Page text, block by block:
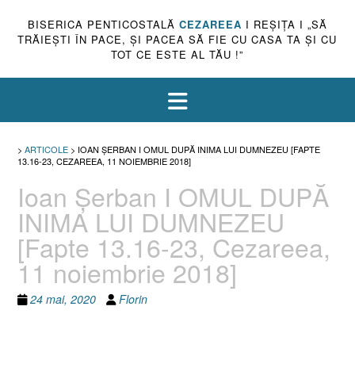
BISERICA PENTICOSTALĂ CEZAREEA I REŞIŢA I „SĂ
TRĂIEŞTI ÎN PACE, ŞI PACEA SĂ FIE CU CASA TA ŞI CU
TOT CE ESTE AL TĂU !”
> ARTICOLE > IOAN ŞERBAN I OMUL DUPĂ INIMA LUI DUMNEZEU [FAPTE
13.16-23, CEZAREEA, 11 NOIEMBRIE 2018]
Ioan Şerban I OMUL DUPĂ
INIMA LUI DUMNEZEU
[Fapte 13.16-23, Cezareea,
11 noiembrie 2018]
24 mai, 2020 Florin